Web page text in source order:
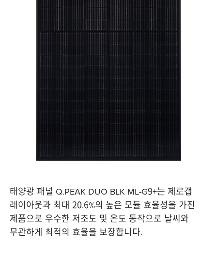
태양광 패널 Q.PEAK DUO BLK ML-G9+는 제로갭
레이아웃과 최대 20.6%의 높은 모듈 효율성을 가진
제품으로 우수한 저조도 및 온도 동작으로 날씨와
무관하게 최적의 효율을 보장합니다.